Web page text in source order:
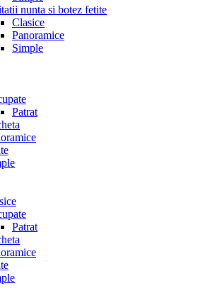
nunta si botez fetite
Clasice
Panoramice
Simple
Patrat
Patrat